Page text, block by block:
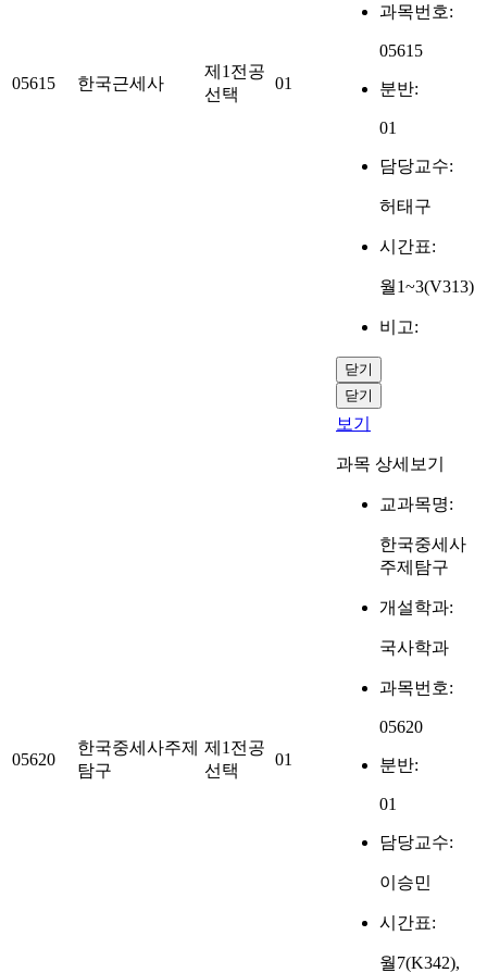
05615 한국근세사
제1전공
선택
01
과목번호:
05615
분반:
01
담당교수:
허태구
시간표:
월1~3(V313)
비고:
닫기
닫기
05620
한국중세사주제
탐구
제1전공
선택
01
보기
과목 상세보기
교과목명:
한국중세사
주제탐구
개설학과:
국사학과
과목번호:
05620
분반:
01
담당교수:
이승민
시간표:
월7(K342),